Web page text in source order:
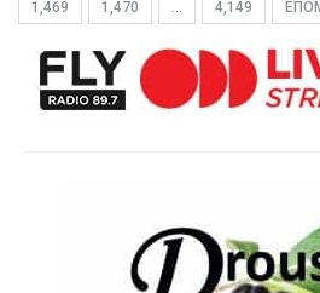
1,469 1,470 … 4,149